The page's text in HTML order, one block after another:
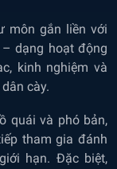
môn gắn liền với
dạng hoạt động
kinh nghiệm và
cày.
quái và phó bản,
tham gia đánh
hạn. Đặc biệt,